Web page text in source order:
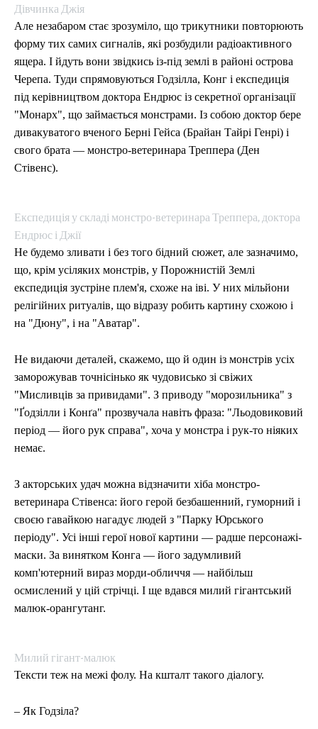
Дівчинка Джія
Але незабаром стає зрозуміло, що трикутники повторюють
форму тих самих сигналів, які розбудили радіоактивного
ящера. І йдуть вони звідкись із-під землі в районі острова
Черепа. Туди спрямовуються Годзілла, Конг і експедиція
під керівництвом доктора Ендрюс із секретної організації
"Монарх", що займається монстрами. Із собою доктор бере
дивакуватого вченого Берні Гейса (Брайан Тайрі Генрі) і
свого брата — монстро-ветеринара Треппера (Ден
Стівенс).
Експедиція у складі монстро-ветеринара Треппера, доктора
Ендрюс і Джії
Не будемо зливати і без того бідний сюжет, але зазначимо,
що, крім усіляких монстрів, у Порожнистій Землі
експедиція зустріне плем'я, схоже на іві. У них мільйони
релігійних ритуалів, що відразу робить картину схожою і
на "Дюну", і на "Аватар".
Не видаючи деталей, скажемо, що й один із монстрів усіх
заморожував точнісінько як чудовисько зі свіжих
"Мисливців за привидами". З приводу "морозильника" з
"Ґодзілли і Конґа" прозвучала навіть фраза: "Льодовиковий
період — його рук справа", хоча у монстра і рук-то ніяких
немає.
З акторських удач можна відзначити хіба монстро-
ветеринара Стівенса: його герой безбашенний, гуморний і
своєю гавайкою нагадує людей з "Парку Юрського
періоду". Усі інші герої нової картини — радше персонажі-
маски. За винятком Конга — його задумливий
комп'ютерний вираз морди-обличчя — найбільш
осмислений у цій стрічці. І ще вдався милий гігантський
малюк-орангутанг.
Милий гігант-малюк
Тексти теж на межі фолу. На кшталт такого діалогу.
– Як Годзіла?